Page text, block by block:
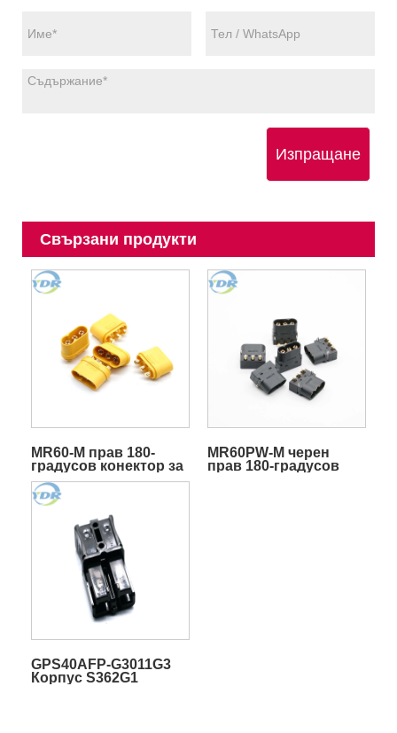
Изпращане
Свързани продукти
MR60-M прав 180-
градусов конектор за
батерия 3-пинов
конектор за печатна
платка
MR60PW-M черен
прав 180-градусов
GPS40AFP-G3011G3
Корпус S362G1